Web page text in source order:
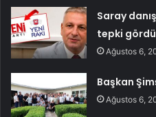
Saray
tepki gördü
Ağustos 6,
Başkan
Ağustos 6,